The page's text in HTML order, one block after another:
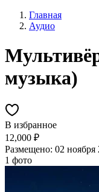
Главная
Аудио
музыка)
В избранное
12,000 ₽
Размещено: 02 ноября
1 фото